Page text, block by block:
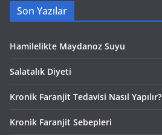
Son Yazılar
Hamilelikte Maydanoz Suyu
Salatalık Diyeti
Kronik Faranjit Tedavisi Nasıl Yapılır?
Kronik Faranjit Sebepleri